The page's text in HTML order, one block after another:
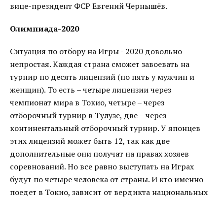
вице-президент ФСР Евгений Чернышёв.
Олимпиада-2020
Ситуация по отбору на Игры - 2020 довольно
непростая. Каждая страна сможет завоевать на
турнир по десять лицензий (по пять у мужчин и
женщин). То есть – четыре лицензии через
чемпионат мира в Токио, четыре – через
отборочный турнир в Тулузе, две – через
континентальный отборочный турнир. У японцев
этих лицензий может быть 12, так как две
дополнительные они получат на правах хозяев
соревнований. Но все равно выступать на Играх
будут по четыре человека от страны. И кто именно
поедет в Токио, зависит от вердикта национальных